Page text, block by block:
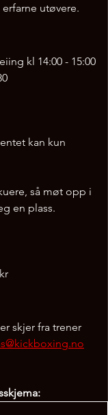
utøvere.
kl 14:00 - 15:00
kan kun
så møt opp i
en plass.
skjer fra trener